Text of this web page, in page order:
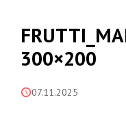
300×200
07.11.2025